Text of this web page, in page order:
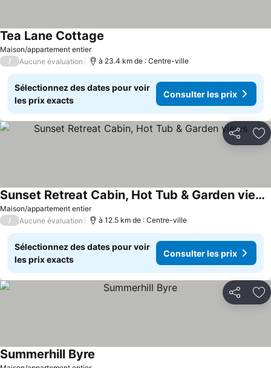
Maison/appartement entier
Tea Lane Cottage
/ Aucune évaluation à 23.4 km de : Centre-ville
Sélectionnez des dates pour voir
les prix exacts
Consulter les prix
Partager
Maison/appartement entier
Sunset Retreat Cabin, Hot Tub & Garden views
/ Aucune évaluation à 12.5 km de : Centre-ville
Sélectionnez des dates pour voir
les prix exacts
Consulter les prix
Partager
Summerhill Byre